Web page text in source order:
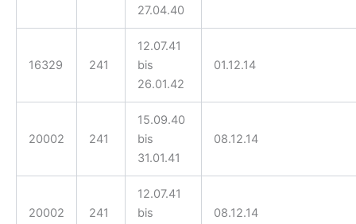
27.04.40
16329 241
12.07.41
bis
26.01.42
01.12.14
20002 241
15.09.40
bis
31.01.41
08.12.14
20002 241
12.07.41
bis
08.12.14